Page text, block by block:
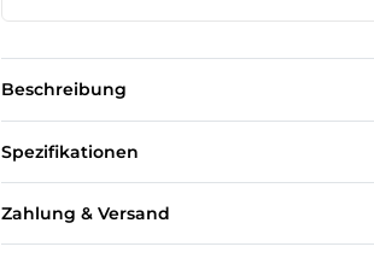
Beschreibung
Spezifikationen
Zahlung & Versand